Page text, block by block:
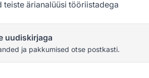
teiste ärianalüüsi tööriistadega
uudiskirjaga
ja pakkumised otse postkasti.